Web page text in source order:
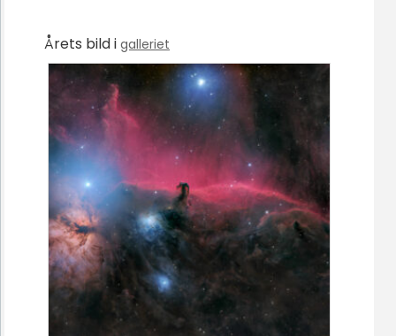
Årets bild i galleriet